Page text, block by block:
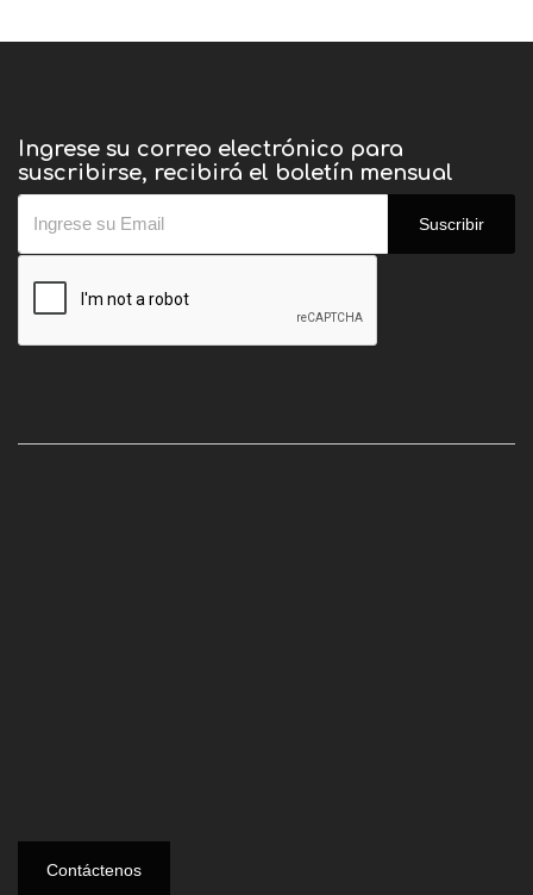
Ingrese su correo electrónico para
suscribirse, recibirá el boletín mensual
Suscribir
Contáctenos